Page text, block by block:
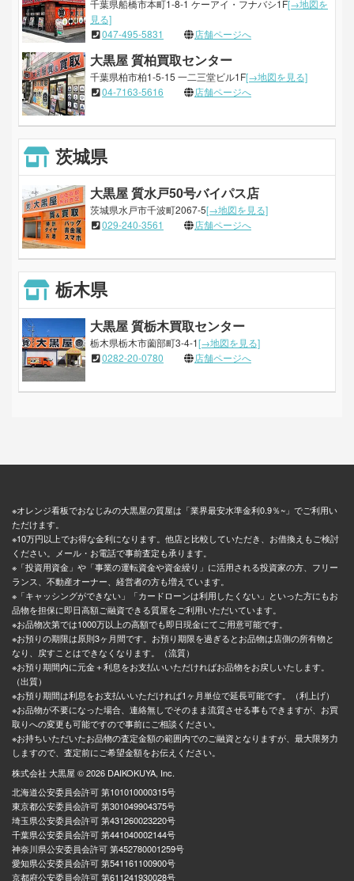
千葉県船橋市本町1-8-1 ケーアイ・フナバシ1F[→地図を
見る]
047-495-5831
店舗ページへ
大黒屋 質柏買取センター
千葉県柏市柏1-5-15 一二三堂ビル1F[→地図を見る]
04-7163-5616
店舗ページへ
茨城県
大黒屋 質水戸50号バイパス店
茨城県水戸市千波町2067-5[→地図を見る]
029-240-3561
店舗ページへ
栃木県
大黒屋 質栃木買取センター
栃木県栃木市薗部町3-4-1[→地図を見る]
0282-20-0780
店舗ページへ
※オレンジ看板でおなじみの大黒屋の質屋は「業界最安水準金利0.9％~」でご利用い
ただけます。
※10万円以上でお得な金利になります。他店と比較していただき、お借換えもご検討
ください。メール・お電話で事前査定も承ります。
※「投資用資金」や「事業の運転資金や資金繰り」に活用される投資家の方、フリー
ランス、不動産オーナー、経営者の方も増えています。
※「キャッシングができない」「カードローンは利用したくない」といった方にもお
品物を担保に即日高額ご融資できる質屋をご利用いただいています。
※お品物次第では1000万以上の高額でも即日現金にてご用意可能です。
※お預りの期限は原則3ヶ月間です。お預り期限を過ぎるとお品物は店側の所有物と
なり、戻すことはできなくなります。（流質）
※お預り期間内に元金＋利息をお支払いいただければお品物をお戻しいたします。
（出質）
※お預り期間は利息をお支払いいただければ1ヶ月単位で延長可能です。（利上げ）
※お品物が不要になった場合、連絡無しでそのまま流質させる事もできますが、お買
取りへの変更も可能ですので事前にご相談ください。
※お持ちいただいたお品物の査定金額の範囲内でのご融資となりますが、最大限努力
しますので、査定前にご希望金額をお伝えください。
株式会社 大黒屋 © 2026 DAIKOKUYA, Inc.
北海道公安委員会許可 第101010000315号
東京都公安委員会許可 第301049904375号
埼玉県公安委員会許可 第431260023220号
千葉県公安委員会許可 第441040002144号
神奈川県公安委員会許可 第452780001259号
愛知県公安委員会許可 第541161100900号
京都府公安委員会許可 第611241930028号